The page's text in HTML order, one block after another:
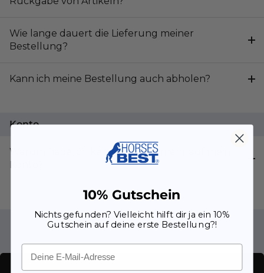
Wie lange dauert die Lieferung meiner
Bestellung?
Kann ich meine Bestellung auch abholen?
Konto
Warum habe ich keinen Zugriff mehr auf mein
Konto?
10% Gutschein
Nichts gefunden? Vielleicht hilft dir ja ein 10%
Gutschein auf deine erste Bestellung?!
Email